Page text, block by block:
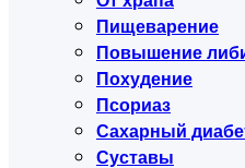
Пищеварение
Повышение
Похудение
Псориаз
Сахарный
Суставы